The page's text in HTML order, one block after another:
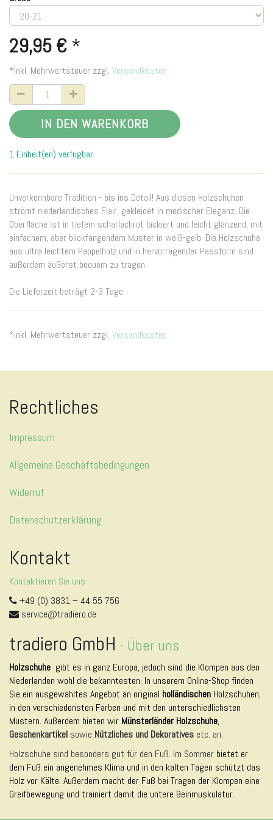
29,95 € *
*inkl. Mehrwertsteuer zzgl. Versandkosten
IN DEN WARENKORB
1 Einheit(en) verfügbar
Unverkennbare Tradition - bis ins Detail! Aus diesen Holzschuhen
strömt niederländisches Flair, gekleidet in modischer Eleganz. Die
Oberfläche ist in tiefem scharlachrot lackiert und leicht glänzend, mit
einfachem, aber blickfangendem Muster in weiß-gelb. Die Holzschuhe
aus ultra leichtem Pappelholz und in hervorragender Passform sind
außerdem äußerst bequem zu tragen.
Die Lieferzeit beträgt 2-3 Tage.
*inkl. Mehrwertsteuer zzgl. Versandkosten
Rechtliches
Impressum
Allgemeine Geschäftsbedingungen
Widerruf
Datenschutzerklärung
Kontakt
Kontaktieren Sie uns
+49 (0) 3831 – 44 55 756
service@tradiero.de
tradiero GmbH - Über uns
Holzschuhe gibt es in ganz Europa, jedoch sind die Klompen aus den
Niederlanden wohl die bekanntesten. In unserem Online-Shop finden
Sie ein ausgewähltes Angebot an original holländischen Holzschuhen,
in den verschiedensten Farben und mit den unterschiedlichsten
Mustern. Außerdem bieten wir Münsterländer Holzschuhe,
Geschenkartikel sowie Nützliches und Dekoratives etc. an.
Holzschuhe sind besonders gut für den Fuß. Im Sommer bietet er
dem Fuß ein angenehmes Klima und in den kalten Tagen schützt das
Holz vor Kälte. Außerdem macht der Fuß bei Tragen der Klompen eine
Greifbewegung und trainiert damit die untere Beinmuskulatur.